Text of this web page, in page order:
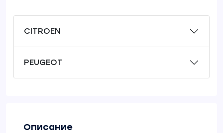
CITROEN
PEUGEOT
Описание